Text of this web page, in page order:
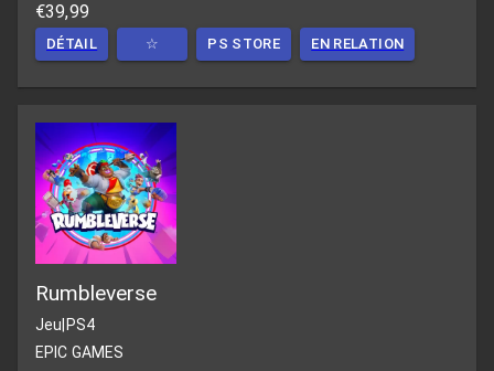
€39,99
DÉTAIL ☆ PS STORE EN RELATION
Rumbleverse
Jeu PS4
EPIC GAMES